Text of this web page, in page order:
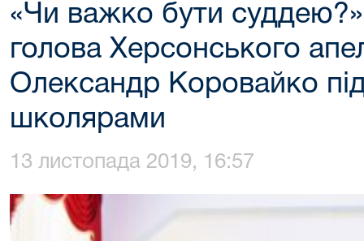
«Чи важко бути
голова Херсонського
Олександр Коровайко під
школярами
13 листопада 2019, 16:57